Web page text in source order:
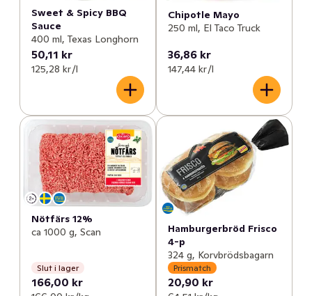
Sweet & Spicy BBQ
Sauce
400 ml, Texas Longhorn
50,11 kr
125,28 kr /l
Chipotle Mayo
250 ml, El Taco Truck
36,86 kr
147,44 kr /l
Nötfärs 12%
ca 1000 g, Scan
Slut i lager
166,00 kr
Hamburgerbröd Frisco
4-p
324 g, Korvbrödsbagarn
Prismatch
20,90 kr